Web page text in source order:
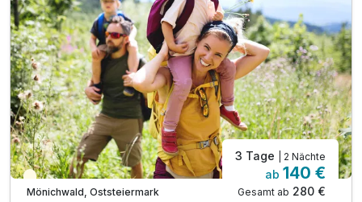
Für Kultur- und Geschichtsliebhaber gibt es in der Region
ebenfalls viel zu entdecken. Malerische Wallfahrtskirchen,
Schlösser, Burgen und Keltendörfer können in der
Oststeiermark besichtigt werden.
Teilweise ausgelastet
Mönichwald, Oststeiermark
3 Tage | 2 Nächte
ab 140 €
Gesamt ab 280 €